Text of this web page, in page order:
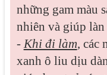
những gam màu
nhiên và giúp làn
- Khi đi làm, các
xanh ô liu dịu